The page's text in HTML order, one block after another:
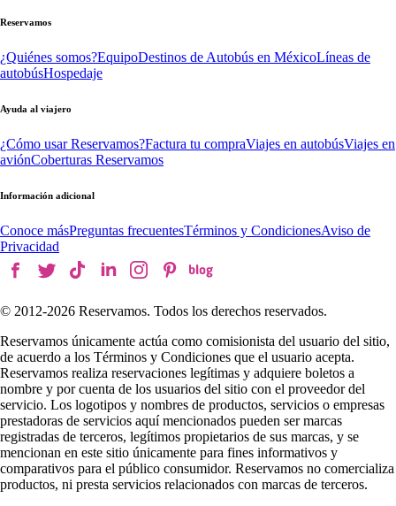
Reservamos
¿Quiénes somos?EquipoDestinos de Autobús en MéxicoLíneas de
autobúsHospedaje
Ayuda al viajero
¿Cómo usar Reservamos?Factura tu compraViajes en autobúsViajes en
aviónCoberturas Reservamos
Información adicional
Conoce másPreguntas frecuentesTérminos y CondicionesAviso de
Privacidad
© 2012-2026 Reservamos. Todos los derechos reservados.
Reservamos únicamente actúa como comisionista del usuario del sitio,
de acuerdo a los Términos y Condiciones que el usuario acepta.
Reservamos realiza reservaciones legítimas y adquiere boletos a
nombre y por cuenta de los usuarios del sitio con el proveedor del
servicio. Los logotipos y nombres de productos, servicios o empresas
prestadoras de servicios aquí mencionados pueden ser marcas
registradas de terceros, legítimos propietarios de sus marcas, y se
mencionan en este sitio únicamente para fines informativos y
comparativos para el público consumidor. Reservamos no comercializa
productos, ni presta servicios relacionados con marcas de terceros.